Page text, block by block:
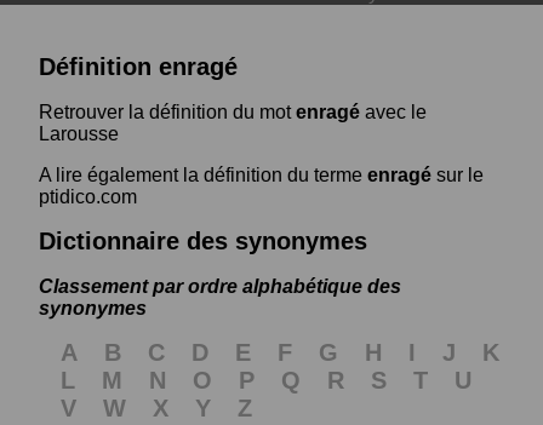
Définition enragé
Retrouver la définition du motenragé avec le
Larousse
A lire également la définition du terme enragé sur le
ptidico.com
Dictionnaire des synonymes
Classement par ordre alphabétique des
synonymes
A B C D E F G H I J
K
L
M N O P Q R S T
U
V
W X Y
Z